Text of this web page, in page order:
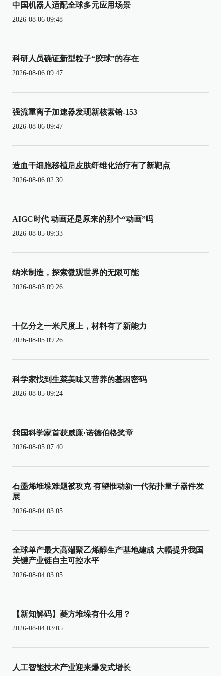
中国机器人适配全球多元应用场景
2026-08-06 09:48
科研人员确证新型粒子“胶球”的存在
2026-08-06 09:47
强流重离子加速器发现新核素铪-153
2026-08-06 09:47
造血干细胞移植后皮肤纤维化治疗有了新靶点
2026-08-06 02:30
AIGC时代 动画还是原来的那个“动画”吗
2026-08-05 09:33
纳米制造，探索微观世界的无限可能
2026-08-05 09:26
十亿分之一米尺度上，材料有了新能力
2026-08-05 09:26
科学家找到生菜美味又营养的基因密码
2026-08-05 09:24
我国科学家首获威廉·诺德伯格奖章
2026-08-05 07:40
石墨烯堆垛难题被攻克 有望推动新一代拓扑量子器件发
展
2026-08-04 03:05
全球单产最大高端聚乙烯醇生产基地建成 大幅提升我国
关键产业链自主可控水平
2026-08-04 03:05
【新知解码】菱方堆垛有什么用？
2026-08-04 03:05
人工智能技术产业迎来爆发式增长